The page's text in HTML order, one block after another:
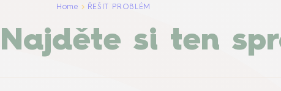
Home ŘEŠIT PROBLÉM
Najděte si ten